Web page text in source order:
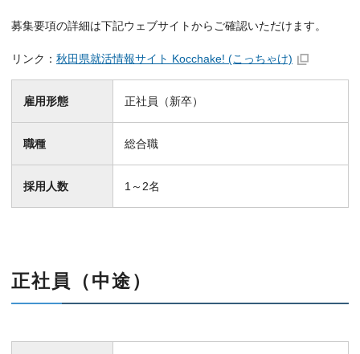
募集要項の詳細は下記ウェブサイトからご確認いただけます。
リンク： 秋田県就活情報サイト Kocchake! (こっちゃけ)
雇用形態 正社員（新卒）
職種 総合職
採用人数 1～2名
正社員（中途）